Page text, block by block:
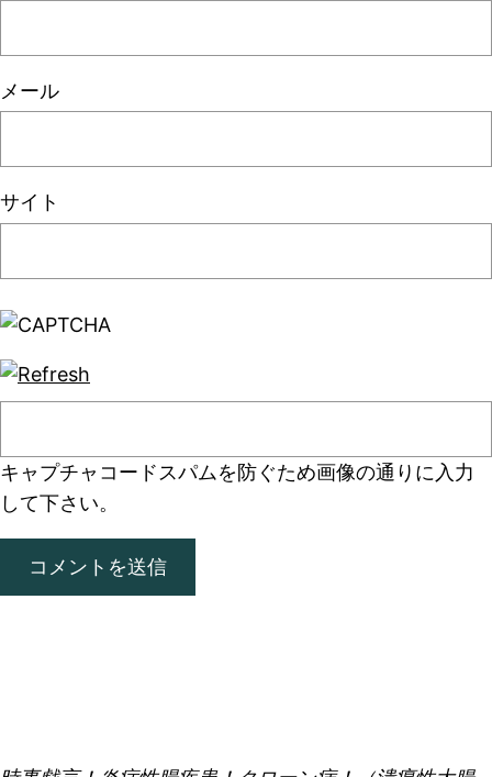
メール
サイト
キャプチャコード スパムを防ぐため画像の通りに入力
して下さい。